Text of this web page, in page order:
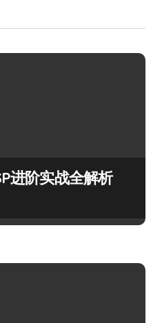
进阶实战全解析